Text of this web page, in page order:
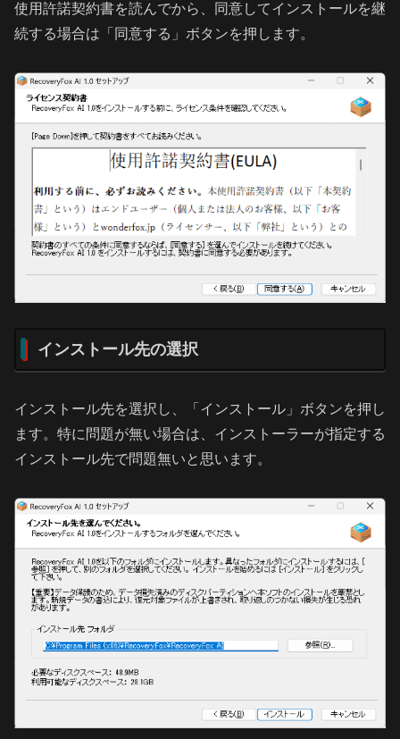
使用許諾契約書を読んでから、同意してインストールを継
続する場合は「同意する」ボタンを押します。
インストール先の選択
インストール先を選択し、「インストール」ボタンを押し
ます。特に問題が無い場合は、インストーラーが指定する
インストール先で問題無いと思います。